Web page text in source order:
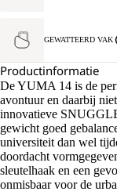
GEWATTEERD VAK
Productinformatie
De YUMA 14 is de
avontuur en daarbij
innovatieve
gewicht goed
universiteit dan wel
doordacht
sleutelhaak en een
onmisbaar voor de